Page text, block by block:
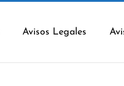
Avisos Legales